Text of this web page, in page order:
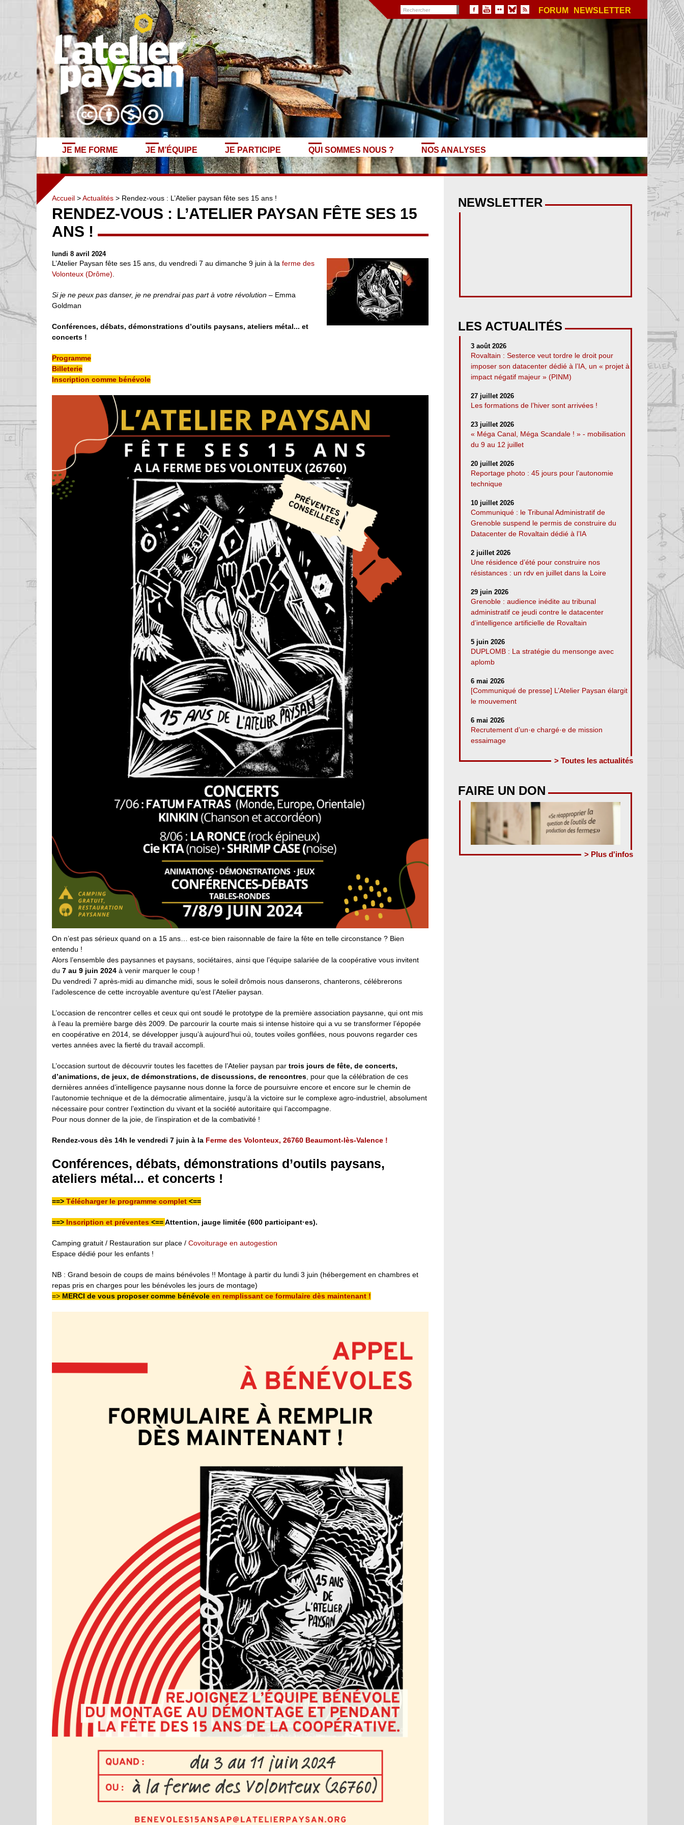
FORUM NEWSLETTER
JE ME FORME JE M’ÉQUIPE JE PARTICIPE QUI SOMMES NOUS ? NOS ANALYSES
Accueil >Actualités > Rendez-vous : L’Atelier paysan fête ses 15 ans !
RENDEZ-VOUS : L’ATELIER PAYSAN FÊTE SES 15
ANS !
lundi 8 avril 2024
L’Atelier Paysan fête ses 15 ans, du vendredi 7 au dimanche 9 juin à la ferme des
Volonteux (Drôme)
Si je ne peux pas danser, je ne prendrai pas part à votre révolution – Emma
Goldman
Conférences, débats, démonstrations d’outils paysans, ateliers métal... et
concerts !
Programme
Billeterie
Inscription comme bénévole
On n’est pas sérieux quand on a 15 ans… est-ce bien raisonnable de faire la fête en telle circonstance ? Bien
entendu !
Alors l’ensemble des paysannes et paysans, sociétaires, ainsi que l’équipe salariée de la coopérative vous invitent
du 7 au 9 juin 2024 à venir marquer le coup !
Du vendredi 7 après-midi au dimanche midi, sous le soleil drômois nous danserons, chanterons, célébrerons
l’adolescence de cette incroyable aventure qu’est l’Atelier paysan.
L’occasion de rencontrer celles et ceux qui ont soudé le prototype de la première association paysanne, qui ont mis
à l’eau la première barge dès 2009. De parcourir la courte mais si intense histoire qui a vu se transformer l’épopée
en coopérative en 2014, se développer jusqu’à aujourd’hui où, toutes voiles gonflées, nous pouvons regarder ces
vertes années avec la fierté du travail accompli.
L’occasion surtout de découvrir toutes les facettes de l’Atelier paysan par trois jours de fête, de concerts,
d’animations, de jeux, de démonstrations, de discussions, de rencontres , pour que la célébration de ces
dernières années d’intelligence paysanne nous donne la force de poursuivre encore et encore sur le chemin de
l’autonomie technique et de la démocratie alimentaire, jusqu’à la victoire sur le complexe agro-industriel, absolument
nécessaire pour contrer l’extinction du vivant et la société autoritaire qui l’accompagne.
Pour nous donner de la joie, de l’inspiration et de la combativité !
Rendez-vous dès 14h le vendredi 7 juin à la Ferme des Volonteux, 26760 Beaumont-lès-Valence !
Conférences, débats, démonstrations d’outils paysans,
ateliers métal... et concerts !
==> Télécharger le programme complet <==
==> Inscription et préventes <==Attention, jauge limitée (600 participant·es).
Camping gratuit / Restauration sur place / Covoiturage en autogestion
Espace dédié pour les enfants !
NB : Grand besoin de coups de mains bénévoles !! Montage à partir du lundi 3 juin (hébergement en chambres et
repas pris en charges pour les bénévoles les jours de montage)
=> MERCI de vous proposer comme bénévole en remplissant ce formulaire dès maintenant !
NEWSLETTER
LES ACTUALITÉS
3 août 2026
Rovaltain : Sesterce veut tordre le droit pour
imposer son datacenter dédié à l’IA, un « projet à
impact négatif majeur » (PINM)
27 juillet 2026
Les formations de l’hiver sont arrivées !
23 juillet 2026
« Méga Canal, Méga Scandale ! » - mobilisation
du 9 au 12 juillet
20 juillet 2026
Reportage photo : 45 jours pour l’autonomie
technique
10 juillet 2026
Communiqué : le Tribunal Administratif de
Grenoble suspend le permis de construire du
Datacenter de Rovaltain dédié à l’IA
2 juillet 2026
Une résidence d’été pour construire nos
résistances : un rdv en juillet dans la Loire
29 juin 2026
Grenoble : audience inédite au tribunal
administratif ce jeudi contre le datacenter
d’intelligence artificielle de Rovaltain
5 juin 2026
DUPLOMB : La stratégie du mensonge avec
aplomb
6 mai 2026
[Communiqué de presse] L’Atelier Paysan élargit
le mouvement
6 mai 2026
Recrutement d’un·e chargé·e de mission
essaimage
> Toutes les actualités
FAIRE UN DON
> Plus d'infos